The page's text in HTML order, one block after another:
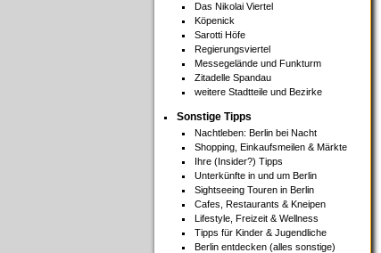
Das Nikolai Viertel
Köpenick
Sarotti Höfe
Regierungsviertel
Messegelände und Funkturm
Zitadelle Spandau
weitere Stadtteile und Bezirke
Sonstige Tipps
Nachtleben: Berlin bei Nacht
Shopping, Einkaufsmeilen & Märkte
Ihre (Insider?) Tipps
Unterkünfte in und um Berlin
Sightseeing Touren in Berlin
Cafes, Restaurants & Kneipen
Lifestyle, Freizeit & Wellness
Tipps für Kinder & Jugendliche
Berlin entdecken (alles sonstige)